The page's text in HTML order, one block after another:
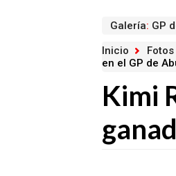
Galería: GP
Inicio
Fotos
en el GP de
Kimi